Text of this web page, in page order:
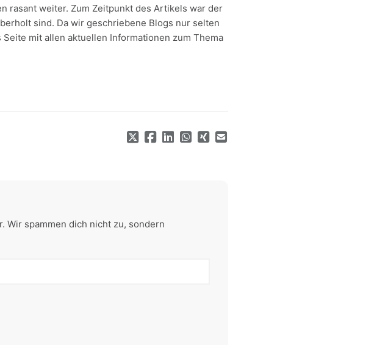
rasant weiter. Zum Zeitpunkt des Artikels war der
sind. Da wir geschriebene Blogs nur selten
mit allen aktuellen Informationen zum Thema
Wir spammen dich nicht zu, sondern